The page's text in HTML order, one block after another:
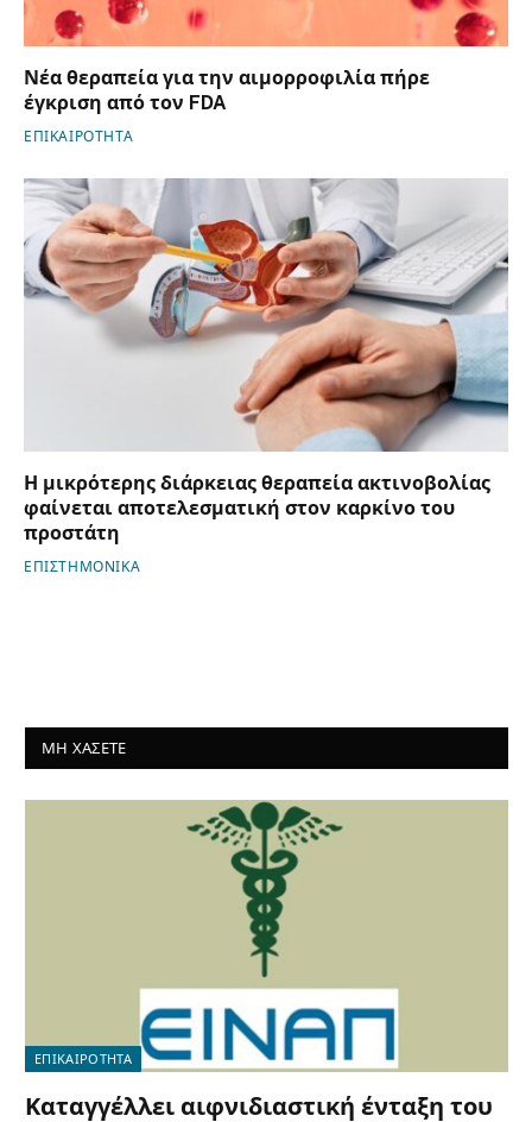
Νέα θεραπεία για την αιμορροφιλία πήρε
έγκριση από τον FDA
ΕΠΙΚΑΙΡΟΤΗΤΑ
Η μικρότερης διάρκειας θεραπεία ακτινοβολίας
φαίνεται αποτελεσματική στον καρκίνο του
προστάτη
ΕΠΙΣΤΗΜΟΝΙΚΑ
ΜΗ ΧΑΣΕΤΕ
ΕΠΙΚΑΙΡΟΤΗΤΑ
Καταγγέλλει αιφνιδιαστική ένταξη του